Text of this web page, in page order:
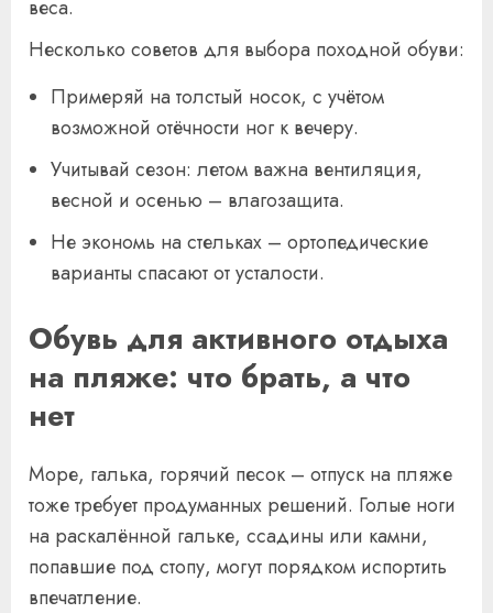
веса.
Несколько советов для выбора походной обуви:
Примеряй на толстый носок, с учётом
возможной отёчности ног к вечеру.
Учитывай сезон: летом важна вентиляция,
весной и осенью – влагозащита.
Не экономь на стельках – ортопедические
варианты спасают от усталости.
Обувь для активного отдыха
на пляже: что брать, а что
нет
Море, галька, горячий песок – отпуск на пляже
тоже требует продуманных решений. Голые ноги
на раскалённой гальке, ссадины или камни,
попавшие под стопу, могут порядком испортить
впечатление.